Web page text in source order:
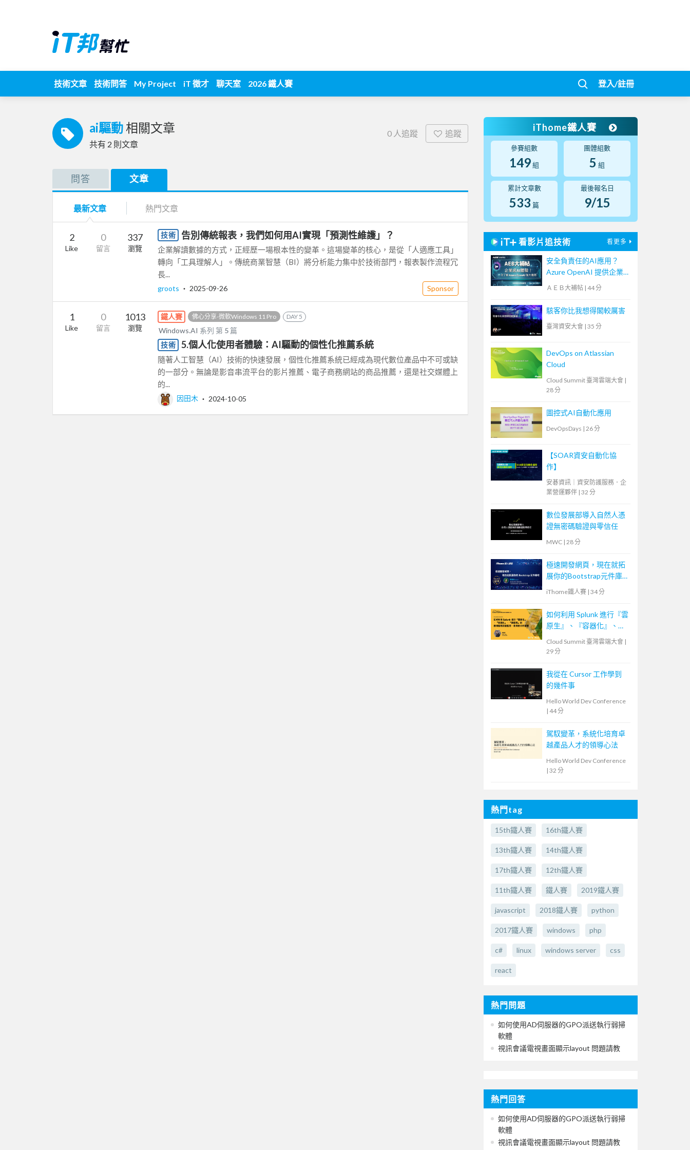
技術文章 技術問答 My Project iT 徵才 聊天室 2026 鐵人賽 登入/註冊
ai驅動 相關文章
共有 2 則文章
0 人追蹤 追蹤
問答 文章
最新文章 熱門文章
2
Like
0
留言
337
瀏覽
技術 告別傳統報表，我們如何用AI實現「預測性維護」？
企業解讀數據的方式，正經歷一場根本性的變革。這場變革的核心，是從「人適應工具」
轉向「工具理解人」。傳統商業智慧（BI）將分析能力集中於技術部門，報表製作流程冗
長...
groots ‧ 2025-09-26 Sponsor
1
Like
0
留言
1013
瀏覽
鐵人賽 佛心分享-微軟Windows 11 Pro DAY 5
Windows.AI 系列 第 5 篇
技術
5.個人化使用者體驗：AI驅動的個性化推薦系統
隨著人工智慧（AI）技術的快速發展，個性化推薦系統已經成為現代數位產品中不可或缺
的一部分。無論是影音串流平台的影片推薦、電子商務網站的商品推薦，還是社交媒體上
的...
因田木 ‧ 2024-10-05
iThome鐵人賽
參賽組數
149組
團體組數
5 組
累計文章數
533 篇
最後報名日
9/15
看影片追技術 看更多
安全負責任的AI應用？
Azure OpenAI 提供企業
級AI體驗！【宏碁資訊網
ＡＥＢ大補帖 | 44 分
駭客你比我想得閣較厲害
臺灣資安大會 | 35 分
DevOps on Atlassian
Cloud
Cloud Summit 臺灣雲端大會 |
28 分
圖控式AI自動化應用
DevOpsDays | 26 分
【SOAR資安自動化協
作】
安碁資訊｜資安防護服務．企
業營運夥伴 | 32 分
數位發展部導入自然人憑
證無密碼驗證與零信任
MWC | 28 分
極速開發網頁，現在就拓
展你的Bootstrap元件庫
iThome鐵人賽 | 34 分
如何利用 Splunk 進行『雲
原生』、『容器化』、
『微服務』的應用服務效
能監控、使用者分析管理
Cloud Summit 臺灣雲端大會 |
29 分
我從在 Cursor 工作學到
的幾件事
Hello World Dev Conference
| 44 分
駕馭變革，系統化培育卓
越產品人才的領導心法
Hello World Dev Conference
| 32 分
熱門tag
15th鐵人賽 16th鐵人賽
13th鐵人賽 14th鐵人賽
17th鐵人賽 12th鐵人賽
11th鐵人賽 鐵人賽 2019鐵人賽
javascript 2018鐵人賽 python
2017鐵人賽 windows php
c# linux windows server css
react
熱門問題
如何使用AD伺服器的GPO派送執行弱掃
軟體
視訊會議電視畫面顯示layout 問題請教
熱門回答
如何使用AD伺服器的GPO派送執行弱掃
軟體
視訊會議電視畫面顯示layout 問題請教